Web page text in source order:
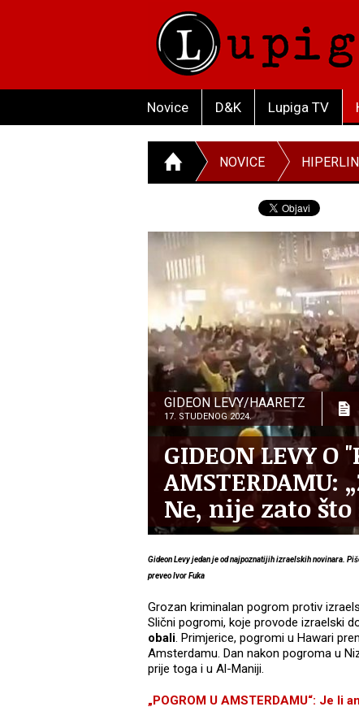
Novice D&K Lupiga TV
NOVICE
GIDEON LEVY/HAARETZ
17. STUDENOG 2024.
GIDEON LEVY O
Ne, nije zato
Gideon Levy jedan je od najpoznatijih izraelskih novinara.
preveo Ivor Fuka
Grozan kriminalan pogrom protiv
Slični pogromi, koje provode izraelski
obali. Primjerice, pogromi u Hawari
Amsterdamu. Dan nakon pogroma u
prije toga i u Al-Maniji.
„POGROM U AMSTERDAMU“: Je li